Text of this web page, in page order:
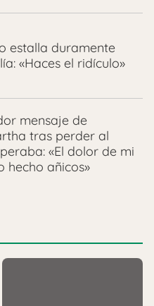
estalla duramente
«Haces el ridículo»
mensaje de
tras perder al
«El dolor de mi
hecho añicos»